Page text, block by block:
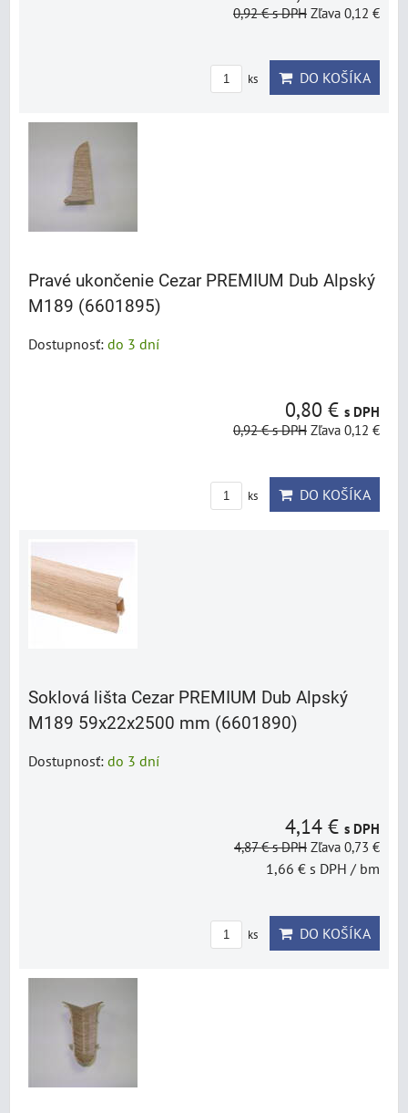
0,92 €s DPH Zľava 0,12 €
ks DO KOŠÍKA
Pravé ukončenie Cezar PREMIUM Dub Alpský
M189 (6601895)
Dostupnosť: do 3 dní
0,80 € s DPH
0,92 €s DPH Zľava 0,12 €
ks DO KOŠÍKA
Soklová lišta Cezar PREMIUM Dub Alpský
M189 59x22x2500 mm (6601890)
Dostupnosť: do 3 dní
4,14 € s DPH
4,87 €s DPH Zľava 0,73 €
1,66 € s DPH / bm
ks DO KOŠÍKA